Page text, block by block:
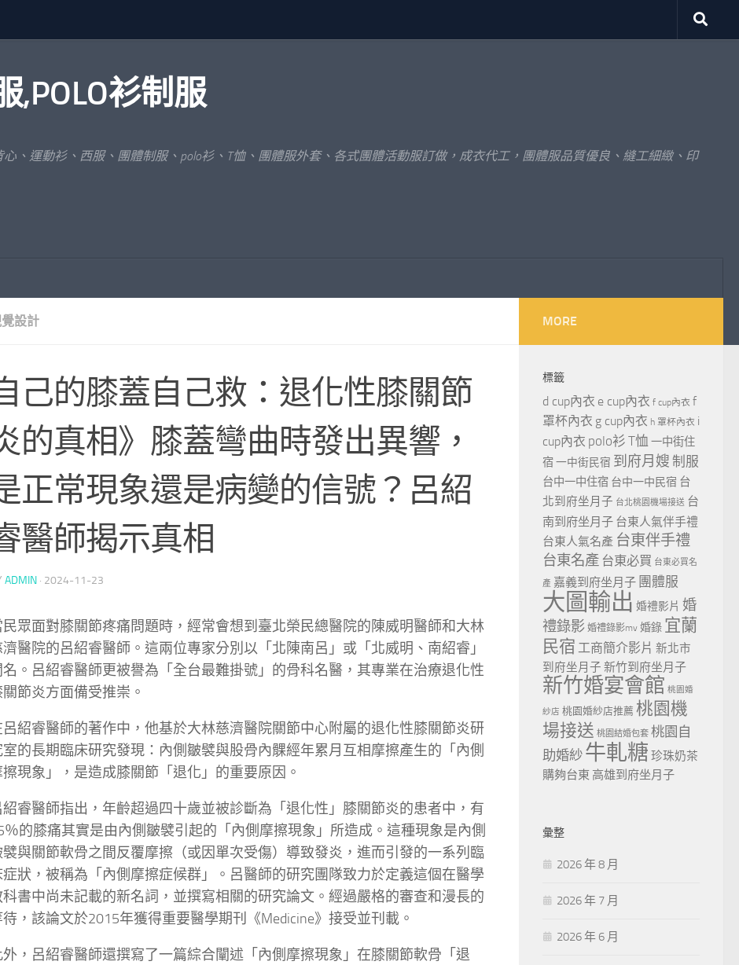
,POLO衫制服
、運動衫、西服、團體制服、polo衫、T恤、團體服外套、各式團體活動服訂做，成衣代工，團體服品質優良、縫工細緻、印
設計
己的膝蓋自己救：退化性膝關節
的真相》膝蓋彎曲時發出異響，
正常現象還是病變的信號？呂紹
醫師揭示真相
ADMIN · 2024-11-23
民眾面對膝關節疼痛問題時，經常會想到臺北榮民總醫院的陳威明醫師和大林
濟醫院的呂紹睿醫師。這兩位專家分別以「北陳南呂」或「北威明、南紹睿」
名。呂紹睿醫師更被譽為「全台最難掛號」的骨科名醫，其專業在治療退化性
關節炎方面備受推崇。
呂紹睿醫師的著作中，他基於大林慈濟醫院關節中心附屬的退化性膝關節炎研
室的長期臨床研究發現：內側皺襞與股骨內髁經年累月互相摩擦產生的「內側
擦現象」，是造成膝關節「退化」的重要原因。
紹睿醫師指出，年齡超過四十歲並被診斷為「退化性」膝關節炎的患者中，有
％的膝痛其實是由內側皺襞引起的「內側摩擦現象」所造成。這種現象是內側
襞與關節軟骨之間反覆摩擦（或因單次受傷）導致發炎，進而引發的一系列臨
症狀，被稱為「內側摩擦症候群」。呂醫師的研究團隊致力於定義這個在醫學
科書中尚未記載的新名詞，並撰寫相關的研究論文。經過嚴格的審查和漫長的
待，該論文於2015年獲得重要醫學期刊《Medicine》接受並刊載。
外，呂紹睿醫師還撰寫了一篇綜合闡述「內側摩擦現象」在膝關節軟骨「退
MORE
標籤
d cup內衣 e cup內衣 f cup內衣 f
罩杯內衣 g cup內衣 h 罩杯內衣 i
cup內衣 polo衫 T恤 一中街住
宿一中街民宿 到府月嫂 制服
台中一中住宿 台中一中民宿 台
北到府坐月子 台北桃園機場接送 台
南到府坐月子 台東人氣伴手禮
台東人氣名產 台東伴手禮
台東名產 台東必買 台東必買名
產 嘉義到府坐月子 團體服
大圖輸出 婚禮影片 婚
禮錄影 婚禮錄影mv 婚錄 宜蘭
民宿 工商簡介影片 新北市
到府坐月子 新竹到府坐月子
新竹婚宴會館 桃園婚
紗店 桃園婚紗店推薦 桃園機
場接送 桃園結婚包套 桃園自
助婚紗 牛軋糖 珍珠奶茶
購夠台東 高雄到府坐月子
彙整
2026 年 8 月
2026 年 7 月
2026 年 6 月